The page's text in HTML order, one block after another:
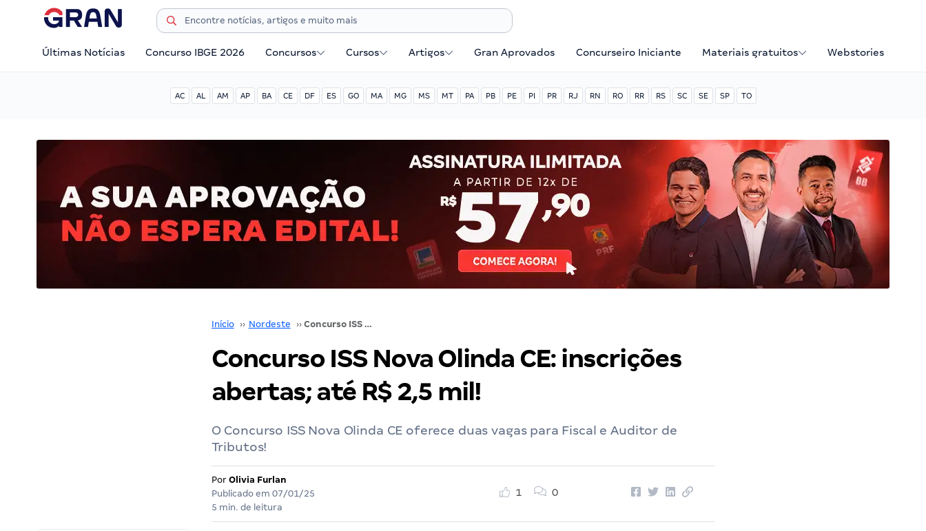
Últimas Notícias Concurso IBGE 2026 Concursos Cursos Artigos Gran Aprovados Concurseiro Iniciante Materiais gratuitos Webstories
AC AL AM AP BA CE DF ES GO MA MG MS MT PA PB PE PI PR RJ RN RO RR RS SC SE SP TO
Início ›› Nordeste ›› Concurso ISS Nova Olinda CE: inscrições abertas; até R$ 2,5 mil!
Concurso ISS Nova Olinda CE: inscrições
abertas; até R$ 2,5 mil!
O Concurso ISS Nova Olinda CE oferece duas vagas para Fiscal e Auditor de
Tributos!
Por Olivia Furlan
Publicado em 07/01/25
5 min. de leitura
1 0